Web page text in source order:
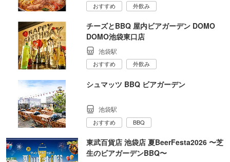
おすすめ 外飲み
チーズとBBQ 屋内ビアガーデン DOMO
DOMO池袋東口店
池袋駅
おすすめ 外飲み
シュマッツ BBQ ビアガーデン
池袋駅
おすすめ BBQ
東武百貨店 池袋店 夏BeerFesta2026 〜芝
生のビアガーデンBBQ〜